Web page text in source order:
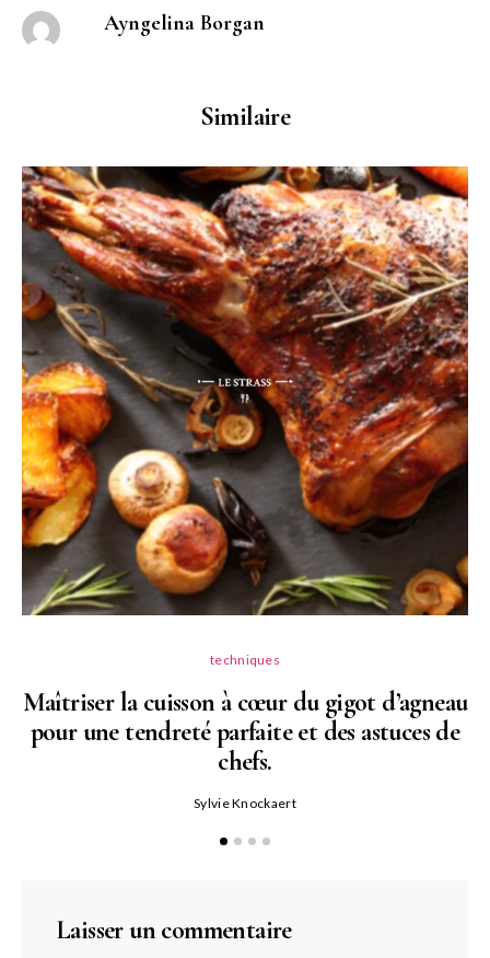
Ayngelina Borgan
Similaire
techniques
Maîtriser la cuisson à cœur du gigot d’agneau
pour une tendreté parfaite et des astuces de
chefs.
Sylvie Knockaert
Laisser un commentaire